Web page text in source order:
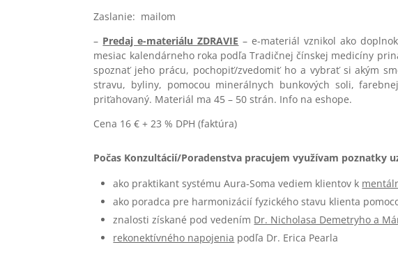
Zaslanie: mailom
– Predaj e-materiálu ZDRAVIE – e-materiál vznikol ako
mesiac kalendárneho roka podľa Tradičnej čínskej medicíny
spoznať jeho prácu, pochopiť/zvedomiť ho a vybrať si akým
stravu, byliny, pomocou minerálnych bunkových soli,
priťahovaný. Materiál ma 45 – 50 strán. Info na eshope.
Cena 16 € + 23 % DPH (faktúra)
Počas Konzultácií/Poradenstva pracujem využívam
ako praktikant systému Aura-Soma vediem klientov k
ako poradca pre harmonizácií fyzického stavu klienta
znalosti získané pod vedením Dr. Nicholasa Demetryho a
rekonektívného napojenia podľa Dr. Erica Pearla